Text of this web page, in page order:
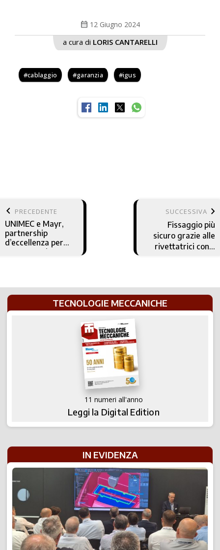
calendar_month 12 Giugno 2024
a cura di LORIS CANTARELLI
cablaggio garanzia igus
keyboard_arrow_left PRECEDENTE
UNIMEC e Mayr,
partnership
d’eccellenza per
componenti per
SUCCESSIVA keyboard_arrow_right
Fissaggio più
sicuro grazie alle
rivettatrici con il
TECNOLOGIE MECCANICHE
11 numeri all'anno
Leggi la Digital Edition
IN EVIDENZA